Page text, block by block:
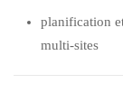
planification
multi-sites